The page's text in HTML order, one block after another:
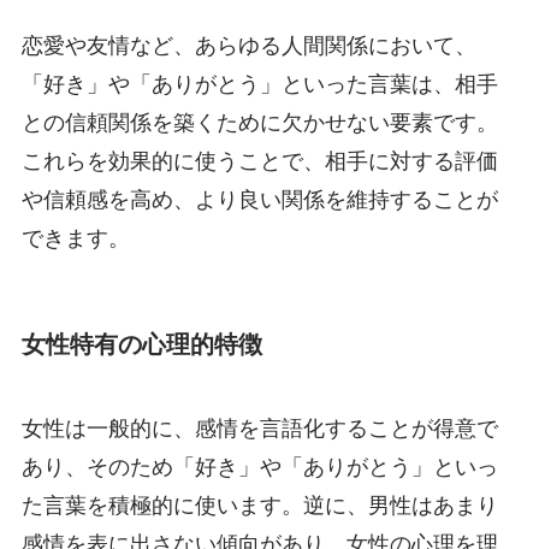
恋愛や友情など、あらゆる人間関係において、
「好き」や「ありがとう」といった言葉は、相手
との信頼関係を築くために欠かせない要素です。
これらを効果的に使うことで、相手に対する評価
や信頼感を高め、より良い関係を維持することが
できます。
女性特有の心理的特徴
女性は一般的に、感情を言語化することが得意で
あり、そのため「好き」や「ありがとう」といっ
た言葉を積極的に使います。逆に、男性はあまり
感情を表に出さない傾向があり、女性の心理を理